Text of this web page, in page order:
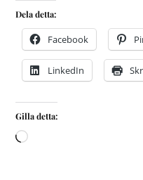
Dela detta:
Facebook
LinkedIn
Gilla detta: